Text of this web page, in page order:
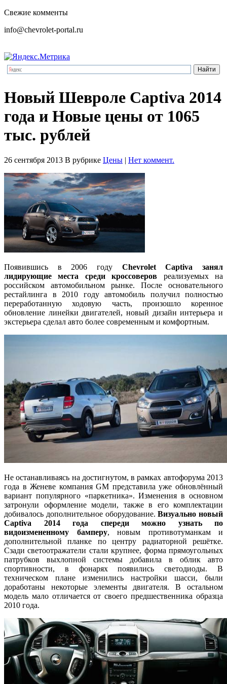
Свежие комменты
info@chevrolet-portal.ru
Новый Шевроле Сaptiva 2014
года и Новые цены от 1065
тыс. рублей
26 сентября 2013 В рубрике Цены | Нет коммент.
Появившись в 2006 году Chevrolet Captiva занял
лидирующие места среди кроссоверов реализуемых на
российском автомобильном рынке. После основательного
рестайлинга в 2010 году автомобиль получил полностью
переработанную ходовую часть, произошло коренное
обновление линейки двигателей, новый дизайн интерьера и
экстерьера сделал авто более современным и комфортным.
Не останавливаясь на достигнутом, в рамках автофорума 2013
года в Женеве компания GM представила уже обновлённый
вариант популярного «паркетника». Изменения в основном
затронули оформление модели, также в его комплектации
добивалось дополнительное оборудование.Визуально новый
Captiva 2014 года спереди можно узнать по
видоизмененному бамперу, новым противотуманкам и
дополнительной планке по центру радиаторной решётке.
Сзади светоотражатели стали крупнее, форма прямоугольных
патрубков выхлопной системы добавила в облик авто
спортивности, в фонарях появились светодиоды. В
техническом плане изменились настройки шасси, были
доработаны некоторые элементы двигателя. В остальном
модель мало отличается от своего предшественника образца
2010 года.